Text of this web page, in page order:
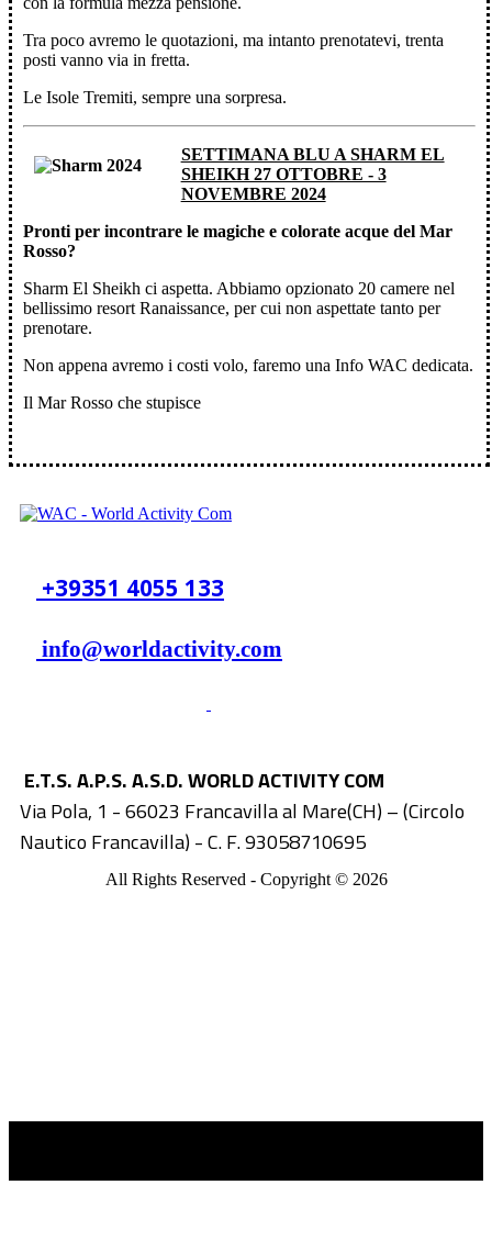
Tra poco avremo le quotazioni, ma intanto prenotatevi, trenta
posti vanno via in fretta.
Le Isole Tremiti, sempre una sorpresa.
SETTIMANA BLU A SHARM EL
SHEIKH 27 OTTOBRE - 3
NOVEMBRE 2024
Pronti per incontrare le magiche e colorate acque del Mar
Rosso?
Sharm El Sheikh ci aspetta. Abbiamo opzionato 20 camere nel
bellissimo resort Ranaissance, per cui non aspettate tanto per
prenotare.
Non appena avremo i costi volo, faremo una Info WAC dedicata.
Il Mar Rosso che stupisce
​+39351 4055 133
​info@​worldactivity.com
E.T.S. A.P.S. A.S.D. WORLD ACTIVITY COM
Via Pola, 1 - 66023 Francavilla al Mare(CH) – (Circolo
Nautico Francavilla) - C. F. 93058710695
All Rights Reserved - Copyright © 2026